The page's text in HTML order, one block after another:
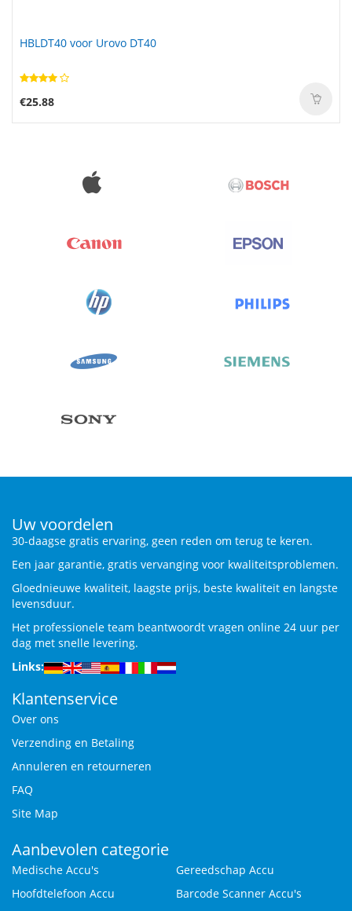
HBLDT40 voor Urovo DT40
€25.88
Uw voordelen
30-daagse gratis ervaring, geen reden om terug te keren.
Een jaar garantie, gratis vervanging voor kwaliteitsproblemen.
Gloednieuwe kwaliteit, laagste prijs, beste kwaliteit en langste
levensduur.
Het professionele team beantwoordt vragen online 24 uur per
dag met snelle levering.
Links:
Klantenservice
Over ons
Verzending en Betaling
Annuleren en retourneren
FAQ
Site Map
Aanbevolen categorie
Medische Accu's
Gereedschap Accu
Hoofdtelefoon Accu
Barcode Scanner Accu's